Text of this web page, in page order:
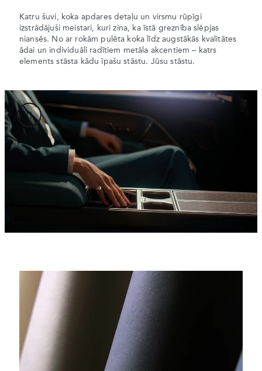
Katru šuvi, koka apdares detaļu un virsmu rūpīgi
izstrādājuši meistari, kuri zina, ka īstā greznība slēpjas
niansēs. No ar rokām pulēta koka līdz augstākās kvalitātes
ādai un individuāli radītiem metāla akcentiem – katrs
elements stāsta kādu īpašu stāstu. Jūsu stāstu.